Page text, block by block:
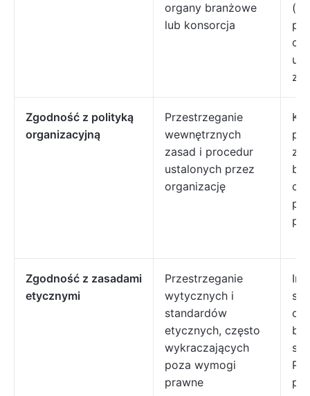
organy branżowe
lub konsorcja
Zgodność z polityką
organizacyjną
Przestrzeganie
wewnętrznych
zasad i procedur
ustalonych przez
organizację
Zgodność z zasadami
etycznymi
Przestrzeganie
wytycznych i
standardów
etycznych, często
wykraczających
poza wymogi
prawne